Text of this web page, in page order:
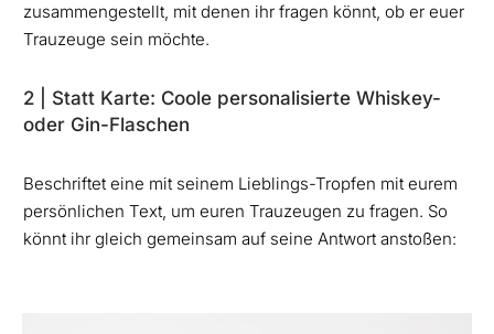
zusammengestellt, mit denen ihr fragen könnt, ob er euer
Trauzeuge sein möchte.
2 | Statt Karte: Coole personalisierte Whiskey-
oder Gin-Flaschen
Beschriftet eine mit seinem Lieblings-Tropfen mit eurem
persönlichen Text, um euren Trauzeugen zu fragen. So
könnt ihr gleich gemeinsam auf seine Antwort anstoßen: